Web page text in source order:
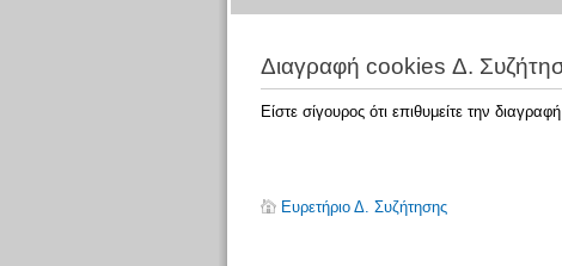
Διαγραφή cookies Δ.
Είστε σίγουρος ότι επιθυμείτε την
Ευρετήριο Δ. Συζήτησης